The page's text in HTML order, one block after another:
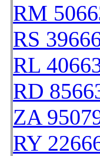
RM
RS
RL
RD
ZA
RY